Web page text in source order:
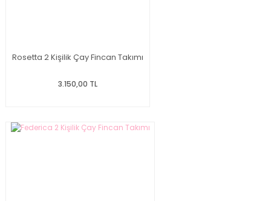
Rosetta 2 Kişilik Çay Fincan Takımı
3.150,00 TL